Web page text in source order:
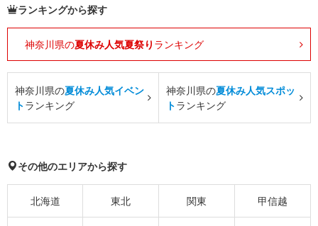
ランキングから探す
神奈川県の夏休み人気夏祭り ランキング
神奈川県の夏休み人気イベン
トランキング
神奈川県の夏休み人気スポッ
トランキング
その他のエリアから探す
北海道 東北 関東 甲信越